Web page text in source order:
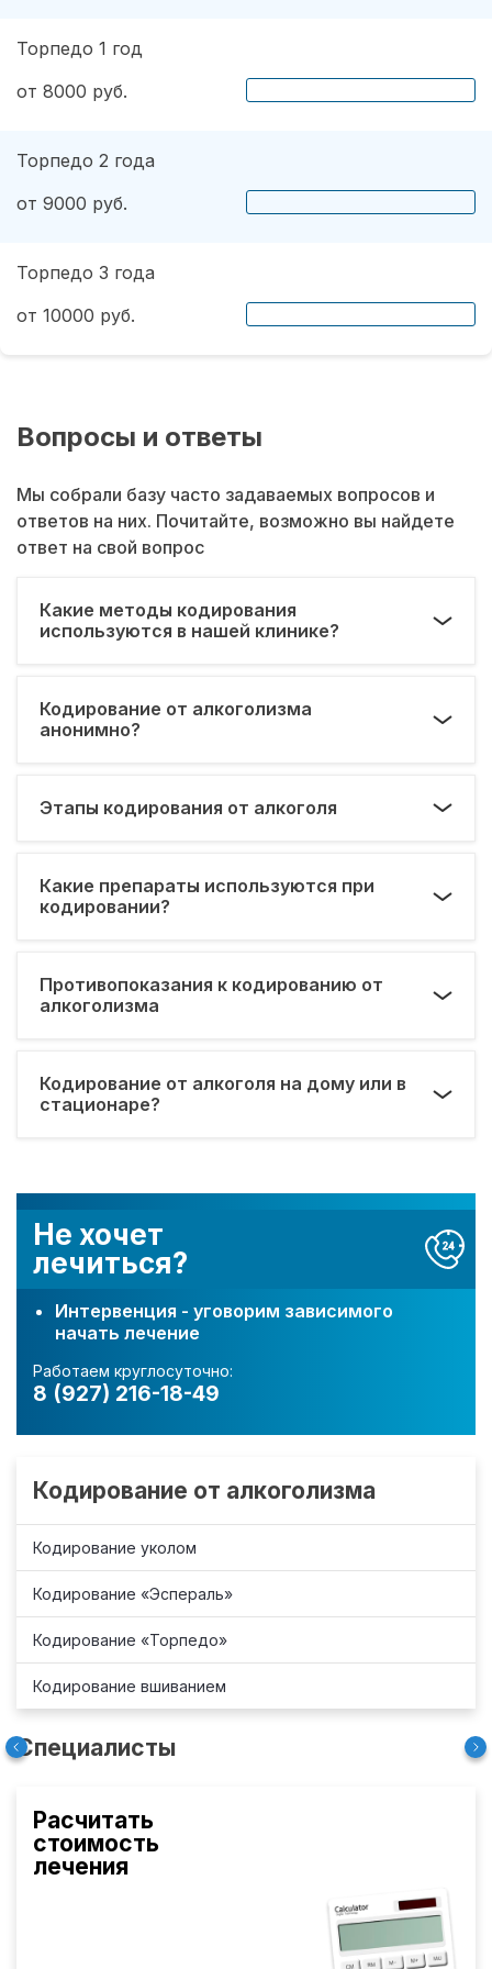
Не хочет
лечиться?
Интервенция - уговорим зависимого
начать лечение
Работаем круглосуточно:
8 (927) 216-18-49
Кодирование от алкоголизма
Кодирование уколом
Кодирование «Эспераль»
Кодирование «Торпедо»
Кодирование вшиванием
Специалисты
Расчитать
стоимость
лечения
Торпедо 1 год
от 8000 руб.
Торпедо 2 года
от 9000 руб.
Торпедо 3 года
от 10000 руб.
Вопросы и ответы
Мы собрали базу часто задаваемых вопросов и
ответов на них. Почитайте, возможно вы найдете
ответ на свой вопрос
Какие методы кодирования
используются в нашей клинике?
Кодирование от алкоголизма
анонимно?
Этапы кодирования от алкоголя
Какие препараты используются при
кодировании?
Противопоказания к кодированию от
алкоголизма
Кодирование от алкоголя на дому или в
стационаре?